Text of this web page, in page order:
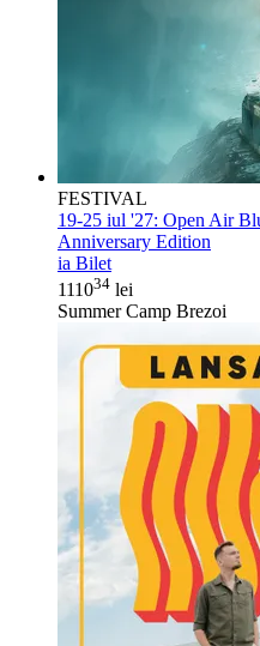
FESTIVAL
19-25 iul '27: Open Air
Anniversary Edition
ia Bilet
111034 lei
Summer Camp Brezoi